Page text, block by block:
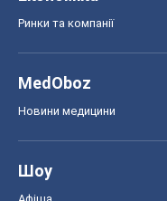
Ринки та компанії
MedOboz
Новини медицини
Шоу